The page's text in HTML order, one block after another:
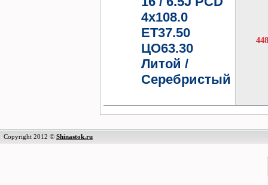
4x108.0
ET37.50
ЦО63.30
Литой /
Серебристый
Copyright 2012 © Shinastok.ru